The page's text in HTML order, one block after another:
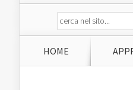
HOME